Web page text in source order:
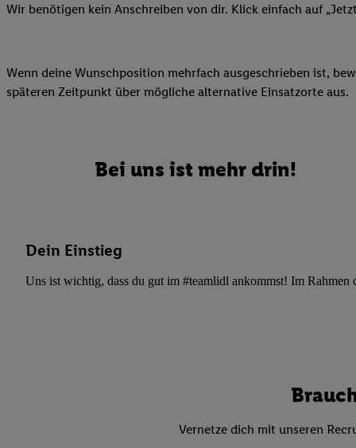
Wir benötigen kein Anschreiben von dir. Klick einfach auf
Wenn deine Wunschposition mehrfach ausgeschrieben ist,
späteren Zeitpunkt über mögliche alternative Einsatzorte aus.
Bei uns ist mehr drin!
Dein Einstieg
Uns ist wichtig, dass du gut im #teamlidl ankommst! Im Rahmen
Vernetze dich mit unseren
Durch einen Klick auf
Ihre Einwilligung
Anzeige von
von Zielgruppen